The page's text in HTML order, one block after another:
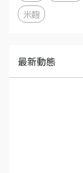
米麴
最新動態